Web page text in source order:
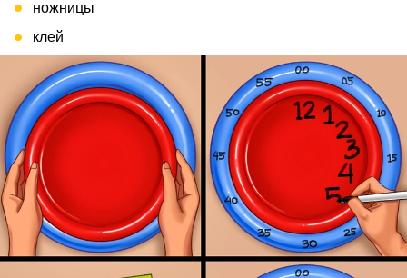
ножницы
клей